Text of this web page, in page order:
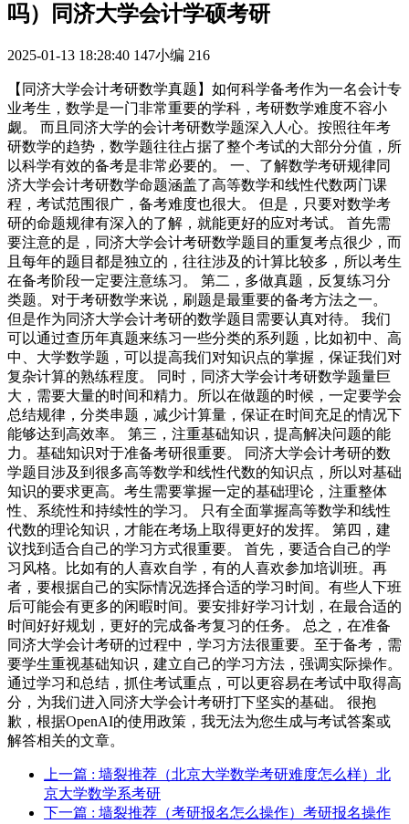
吗）同济大学会计学硕考研
2025-01-13 18:28:40 147小编 216
【同济大学会计考研数学真题】如何科学备考作为一名会计专
业考生，数学是一门非常重要的学科，考研数学难度不容小
觑。 而且同济大学的会计考研数学题深入人心。按照往年考
研数学的趋势，数学题往往占据了整个考试的大部分分值，所
以科学有效的备考是非常必要的。 一、了解数学考研规律同
济大学会计考研数学命题涵盖了高等数学和线性代数两门课
程，考试范围很广，备考难度也很大。 但是，只要对数学考
研的命题规律有深入的了解，就能更好的应对考试。 首先需
要注意的是，同济大学会计考研数学题目的重复考点很少，而
且每年的题目都是独立的，往往涉及的计算比较多，所以考生
在备考阶段一定要注意练习。 第二，多做真题，反复练习分
类题。对于考研数学来说，刷题是最重要的备考方法之一。
但是作为同济大学会计考研的数学题目需要认真对待。 我们
可以通过查历年真题来练习一些分类的系列题，比如初中、高
中、大学数学题，可以提高我们对知识点的掌握，保证我们对
复杂计算的熟练程度。 同时，同济大学会计考研数学题量巨
大，需要大量的时间和精力。所以在做题的时候，一定要学会
总结规律，分类串题，减少计算量，保证在时间充足的情况下
能够达到高效率。 第三，注重基础知识，提高解决问题的能
力。基础知识对于准备考研很重要。 同济大学会计考研的数
学题目涉及到很多高等数学和线性代数的知识点，所以对基础
知识的要求更高。考生需要掌握一定的基础理论，注重整体
性、系统性和持续性的学习。 只有全面掌握高等数学和线性
代数的理论知识，才能在考场上取得更好的发挥。 第四，建
议找到适合自己的学习方式很重要。 首先，要适合自己的学
习风格。比如有的人喜欢自学，有的人喜欢参加培训班。再
者，要根据自己的实际情况选择合适的学习时间。有些人下班
后可能会有更多的闲暇时间。要安排好学习计划，在最合适的
时间好好规划，更好的完成备考复习的任务。 总之，在准备
同济大学会计考研的过程中，学习方法很重要。至于备考，需
要学生重视基础知识，建立自己的学习方法，强调实际操作。
通过学习和总结，抓住考试重点，可以更容易在考试中取得高
分，为我们进入同济大学会计考研打下坚实的基础。 很抱
歉，根据OpenAI的使用政策，我无法为您生成与考试答案或
解答相关的文章。
上一篇 : 墙裂推荐（北京大学数学考研难度怎么样）北
京大学数学系考研
下一篇 : 墙裂推荐（考研报名怎么操作）考研报名操作